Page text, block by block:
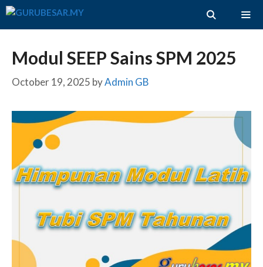
Skip
Modul SEEP Sains SPM 2025
October 19, 2025 byAdmin GB